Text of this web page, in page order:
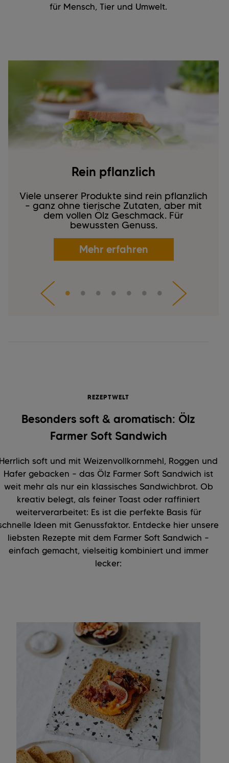
für Mensch, Tier und Umwelt.
Rein pflanzlich
Viele unserer Produkte sind rein pflanzlich
– ganz ohne tierische Zutaten, aber mit
dem vollen Ölz Geschmack. Für
bewussten Genuss.
Mehr erfahren
REZEPTWELT
Besonders soft & aromatisch: Ölz
Farmer Soft Sandwich
soft und mit Weizenvollkornmehl, Roggen und
Hafer gebacken – das Ölz Farmer Soft Sandwich ist
weit mehr als nur ein klassisches Sandwichbrot. Ob
kreativ belegt, als feiner Toast oder raffiniert
weiterverarbeitet: Es ist die perfekte Basis für
Ideen mit Genussfaktor. Entdecke hier unsere
liebsten Rezepte mit dem Farmer Soft Sandwich –
einfach gemacht, vielseitig kombiniert und immer
lecker: